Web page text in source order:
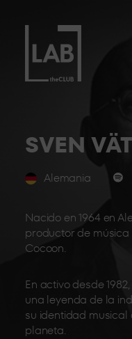
SVEN
Alemania
Nacido en 1964 en
productor de
Cocoon.
En activo desde 1982,
una leyenda de la
su identidad
planeta.